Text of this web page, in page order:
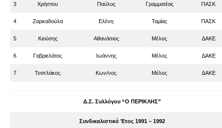
3 Χρήστου Παύλος Γραμματέας ΠΑΣΚ
4 Ζαρκαδούλα Ελένη Ταμίας ΠΑΣΚ
5 Κιούσης Αθανάσιος Μέλος ΔΑΚΕ
6 Γαβριελάτος Ιωάννης Μέλος ΔΑΚΕ
7 Τσιπλάκος Κων/νος Μέλος ΔΑΚΕ
Δ.Σ. Συλλόγου “Ο ΠΕΡΙΚΛΗΣ”
Συνδικαλιστικό Έτος 1991 – 1992